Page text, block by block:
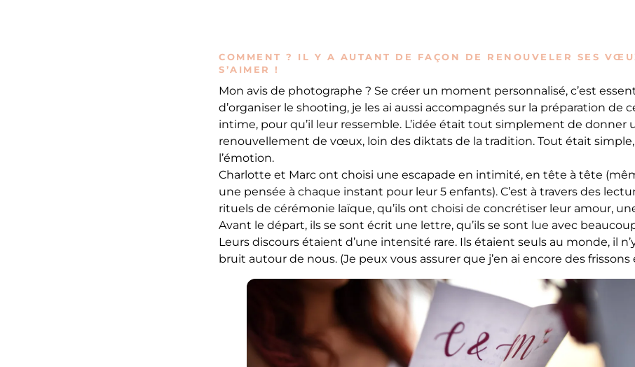
COMMENT ? IL Y A AUTANT DE FAÇON DE RENOUVELER SES
S’AIMER !
Mon avis de photographe ? Se créer un moment personnalisé, c’est
d’organiser le shooting, je les ai aussi accompagnés sur la préparation de
intime, pour qu’il leur ressemble. L’idée était tout simplement de donner
renouvellement de vœux, loin des diktats de la tradition. Tout était
l’émotion.
Charlotte et Marc ont choisi une escapade en intimité, en tête à tête
une pensée à chaque instant pour leur 5 enfants). C’est à travers des
rituels de cérémonie laïque, qu’ils ont choisi de concrétiser leur amour,
Avant le départ, ils se sont écrit une lettre, qu’ils se sont lue avec
Leurs discours étaient d’une intensité rare. Ils étaient seuls au monde, il
bruit autour de nous. (Je peux vous assurer que j’en ai encore des